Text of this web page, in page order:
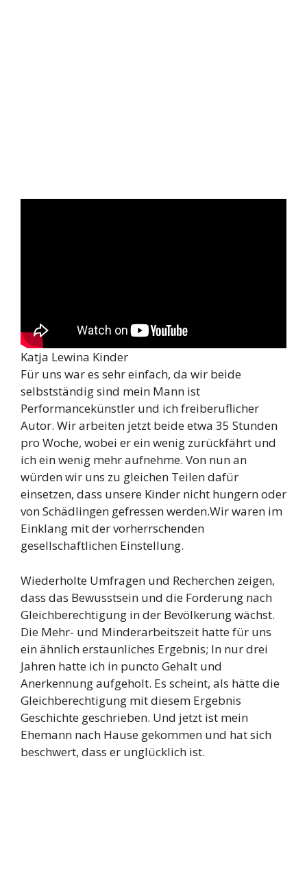
Katja Lewina Kinder
Für uns war es sehr einfach, da wir beide
selbstständig sind mein Mann ist
Performancekünstler und ich freiberuflicher
Autor. Wir arbeiten jetzt beide etwa 35 Stunden
pro Woche, wobei er ein wenig zurückfährt und
ich ein wenig mehr aufnehme. Von nun an
würden wir uns zu gleichen Teilen dafür
einsetzen, dass unsere Kinder nicht hungern oder
von Schädlingen gefressen werden.Wir waren im
Einklang mit der vorherrschenden
gesellschaftlichen Einstellung.
Wiederholte Umfragen und Recherchen zeigen,
dass das Bewusstsein und die Forderung nach
Gleichberechtigung in der Bevölkerung wächst.
Die Mehr- und Minderarbeitszeit hatte für uns
ein ähnlich erstaunliches Ergebnis; In nur drei
Jahren hatte ich in puncto Gehalt und
Anerkennung aufgeholt. Es scheint, als hätte die
Gleichberechtigung mit diesem Ergebnis
Geschichte geschrieben. Und jetzt ist mein
Ehemann nach Hause gekommen und hat sich
beschwert, dass er unglücklich ist.